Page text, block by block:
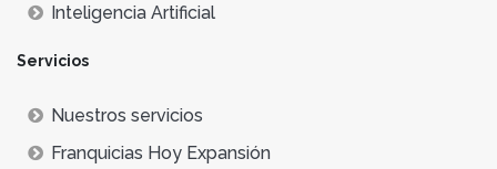
Inteligencia Artificial
Servicios
Nuestros servicios
Franquicias Hoy Expansión